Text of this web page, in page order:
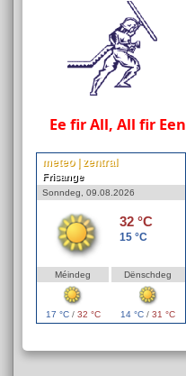
Ee fir All, All fir Een
meteo | zentral
Frisange
Sonndeg, 09.08.2026
32 °C
15 °C
Méindeg Dënschdeg
17 °C / 32 °C 14 °C / 31 °C